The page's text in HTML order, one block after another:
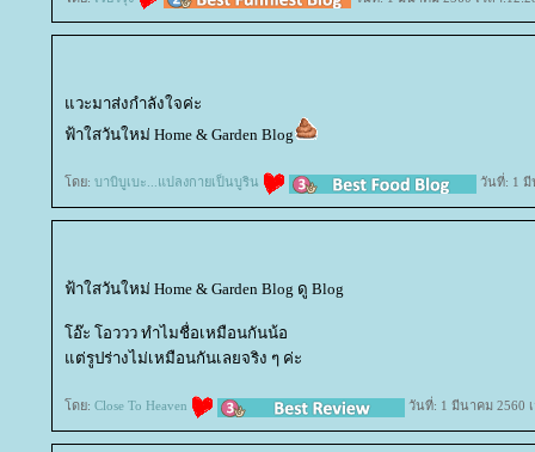
วะมาส่งกำลังใจค่ะ
ฟ้าใสวันใหม่ Home & Garden Blog
ดย: บาบิบูเบะ...แปลงกายเป็นบูริน วันที่: 1 มี
ฟ้าใสวันใหม่ Home & Garden Blog ดู Blog
อ๊ะ โอววว ทำไมชื่อเหมือนกันน้อ
ต่รูปร่างไม่เหมือนกันเลยจริง ๆ ค่ะ
ดย: Close To Heaven วันที่: 1 มีนาคม 2560